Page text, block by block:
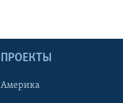
ПРОЕКТЫ
Америка